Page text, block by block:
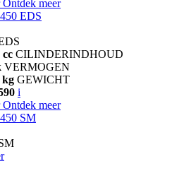
Ontdek meer
EDS
cc CILINDERINDHOUD
VERMOGEN
kg GEWICHT
i
Ontdek meer
SM